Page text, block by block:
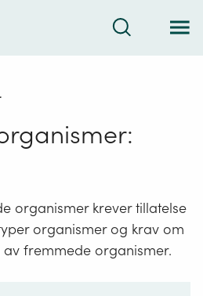
Søk
organismer krever tillatelse
organismer og krav om
av fremmede organismer.